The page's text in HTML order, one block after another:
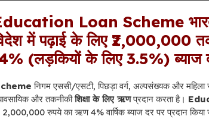
Loan Scheme भारत
में पढ़ाई के लिए ₹2,000,000
4% (लड़कियों के लिए 3.5%) ब्याज
निगम एससी/एसटी, पिछड़ा वर्ग, अल्पसंख्यक और
और तकनीकीशिक्षा के लिए ऋणप्रदान करता है।
रुपये का ऋण 4% वार्षिक ब्याज दर पर प्रदान किया